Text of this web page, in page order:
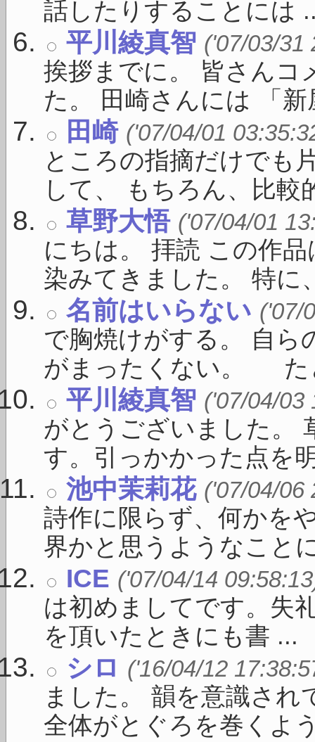
話したりすることには
平川綾真智 ('07/03/31
挨拶までに。 皆さんコ
た。 田崎さんには 「新
田崎 ('07/04/01
ところの指摘だけでも
して、 もちろん、比較
草野大悟 ('07/04/01
にちは。 拝読 この作
染みてきました。 特に
名前はいらない ('07/
で胸焼けがする。 自ら
がまったくない。 た
平川綾真智 ('07/04/03
がとうございました。
す。引っかかった点を
池中茉莉花 ('07/04/06
詩作に限らず、何かを
界かと思うようなこと
ICE ('07/04/14
は初めましてです。失
を頂いたときにも書 ...
シロ ('16/04/12
ました。 韻を意識さ
全体がとぐろを巻くよ